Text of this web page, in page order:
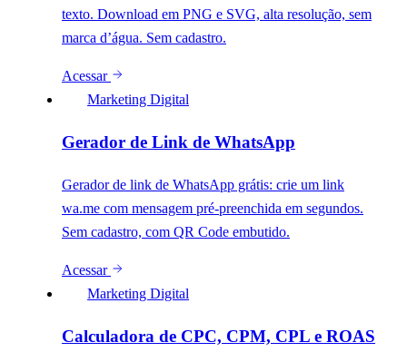
texto. Download em PNG e SVG, alta resolução, sem
marca d’água. Sem cadastro.
Acessar
Marketing Digital
Gerador de Link de WhatsApp
Gerador de link de WhatsApp grátis: crie um link
wa.me com mensagem pré-preenchida em segundos.
Sem cadastro, com QR Code embutido.
Acessar
Marketing Digital
Calculadora de CPC, CPM, CPL e ROAS